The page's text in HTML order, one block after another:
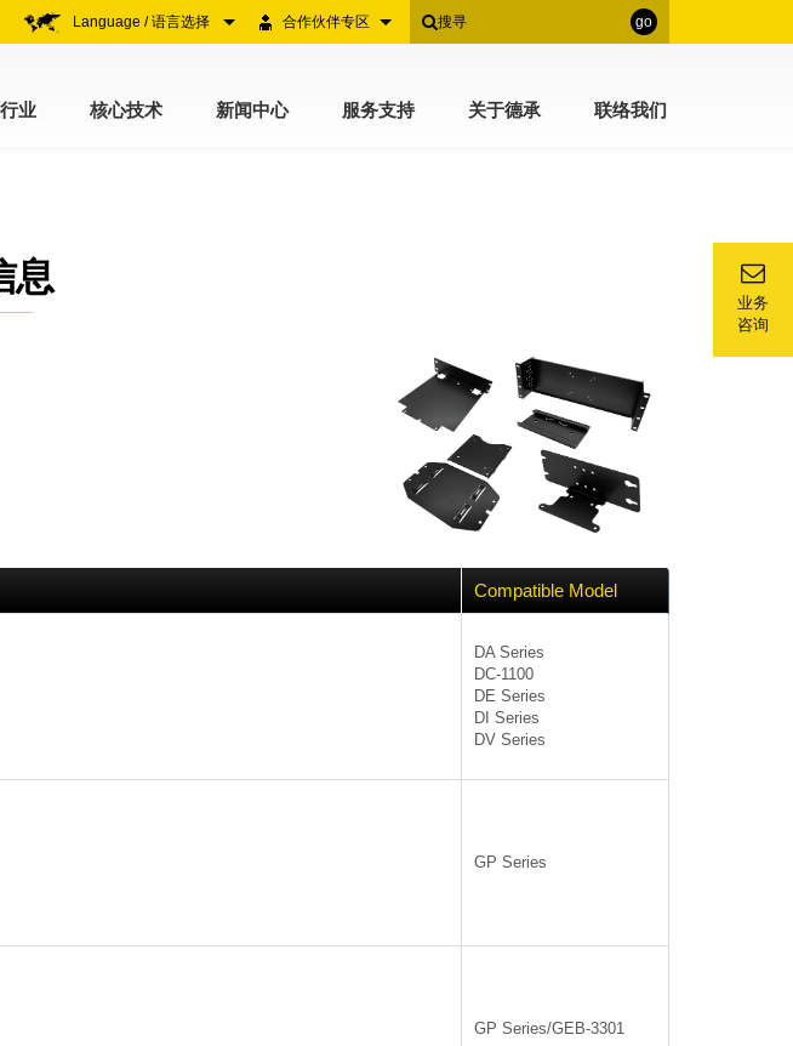
go
合作伙伴专区
Language / 语言选择
业 核心技术 新闻中心 服务支持 关于德承 联络我们
业务
咨询
息
Compatible Model
DA Series
DC-1100
DE Series
DI Series
DV Series
GP Series
GP Series/GEB-3301